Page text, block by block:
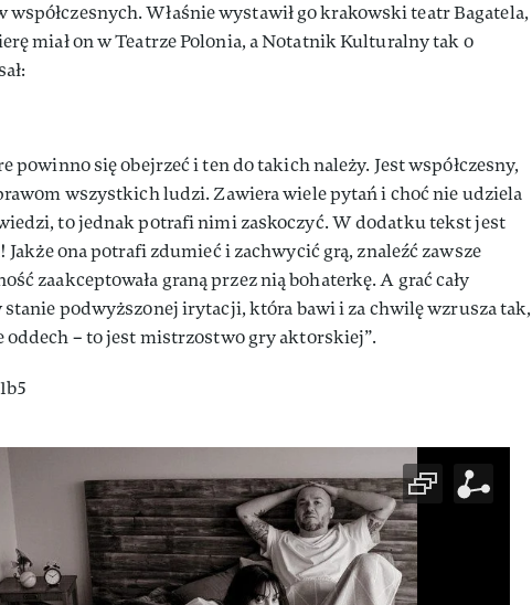
Właśnie wystawił go krakowski teatr Bagatela,
miał on w Teatrze Polonia, a Notatnik Kulturalny tak o
powinno się obejrzeć i ten do takich należy. Jest współczesny,
wszystkich ludzi. Zawiera wiele pytań i choć nie udziela
to jednak potrafi nimi zaskoczyć. W dodatku tekst jest
! Jakże ona potrafi zdumieć i zachwycić grą, znaleźć zawsze
zaakceptowała graną przez nią bohaterkę. A grać cały
podwyższonej irytacji, która bawi i za chwilę wzrusza tak,
oddech – to jest mistrzostwo gry aktorskiej”.